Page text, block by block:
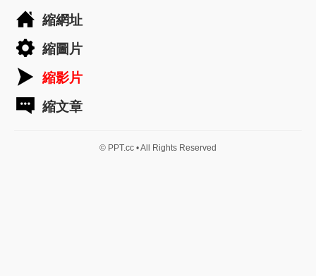
縮網址
縮圖片
縮影片
縮文章
© PPT.cc • All Rights Reserved